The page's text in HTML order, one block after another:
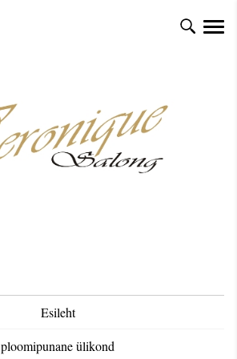
Esileht
ploomipunane ülikond